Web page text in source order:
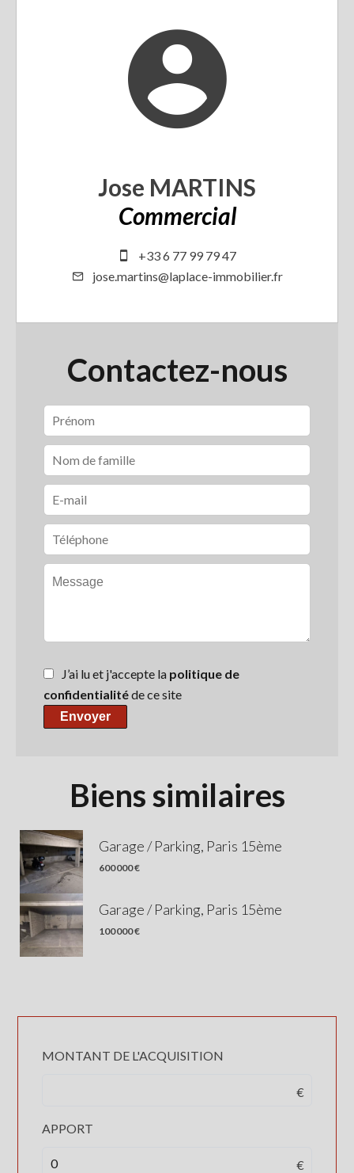
Jose MARTINS
Commercial
+33 6 77 99 79 47
jose.martins@laplace-immobilier.fr
Contactez-nous
J’ai lu et j'accepte la politique de
confidentialitéde ce site
Envoyer
Biens similaires
Garage / Parking, Paris 15ème
600 000 €
Garage / Parking, Paris 15ème
100 000 €
MONTANT DE L'ACQUISITION
€
APPORT
€